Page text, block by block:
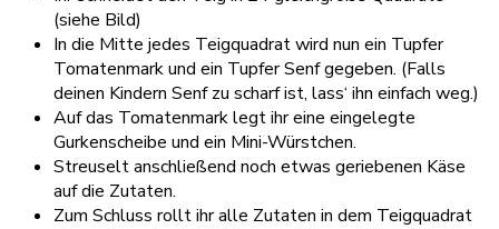
(siehe Bild)
In die Mitte jedes Teigquadrat wird nun ein Tupfer
Tomatenmark und ein Tupfer Senf gegeben. (Falls
deinen Kindern Senf zu scharf ist, lass‘ ihn einfach weg.)
Auf das Tomatenmark legt ihr eine eingelegte
Gurkenscheibe und ein Mini-Würstchen.
Streuselt anschließend noch etwas geriebenen Käse
auf die Zutaten.
Zum Schluss rollt ihr alle Zutaten in dem Teigquadrat